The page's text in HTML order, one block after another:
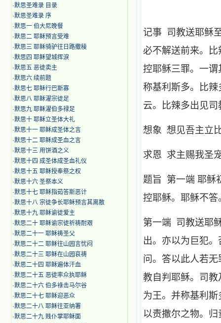
·默思圣难录 目录
·默思圣难录 序
·默思一 伯大尼晚餐
·默思二 耶稣预言受难
·默思三 耶稣骑驴往日路撒稜
·默思四 耶稣望城挥淚
·默思五 恶徒卖主
·默思六 续前题
·默思七 耶稣行巴斯寡
·默思八 耶稣濯宗徒足
·默思九 耶稣濯伯多禄足
·默思十 耶稣立圣体大礼
·默思十一 耶稣成圣体之言
·默思十二 耶稣成圣血之言
·默思十三 用饼酒之义
·默思十四 成圣体成圣血礼仪
·默思十五 耶稣授奉祭之权
·默思十六 圣祭本义
·默思十七 耶稣指茹答斯恶计
·默思十八 宗徒争长耶稣预言其离散
·默思十九 耶稣谕徒爱主
·默思二十 耶稣谕宗徒祈祷耐艰
·默思二十一 耶稣祷圣父
·默思二十二 耶稣往山园言忧闷
·默思二十三 耶稣在山园哀祷
·默思二十四 耶稣遍体汗血
·默思二十五 恶徒率众执耶稣
·默思二十六 伯多祿击马尔谷
·默思二十七 耶稣迎恶众
·默思二十八 耶稣往亚纳署
·默思二十九 贱仆掌耶稣面
记事 司教送耶稣
必不解送前来。
控耶稣三罪。一
称基利斯多。比
云。比辣多出见
想象 想见吾主立
求恩 求主赐我圣
题旨 第一端 耶稣
控耶稣。耶稣不答
第一端 司教送耶
出。亦以为巨犯
问。答以此人若
教自判耶稣。司
为王。并称基利
以责撒尔之物。